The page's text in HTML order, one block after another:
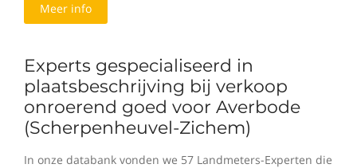
Meer info
Experts gespecialiseerd in
plaatsbeschrijving bij verkoop
onroerend goed voor Averbode
(Scherpenheuvel-Zichem)
In onze databank vonden we 57 Landmeters-Experten die